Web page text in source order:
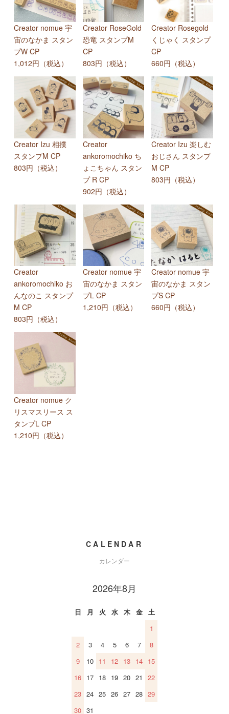
Creator nomue 宇
宙のなかま スタン
プW CP
1,012円（税込）
Creator RoseGold
恐竜 スタンプM
CP
803円（税込）
Creator Rosegold
くじゃく スタンプ
CP
660円（税込）
Creator Izu 相撲
スタンプM CP
803円（税込）
Creator
ankoromochiko ち
ょこちゃん スタン
プ R CP
902円（税込）
Creator Izu 楽しむ
おじさん スタンプ
M CP
803円（税込）
Creator
ankoromochiko お
んなのこ スタンプ
M CP
803円（税込）
Creator nomue 宇
宙のなかま スタン
プL CP
1,210円（税込）
Creator nomue 宇
宙のなかま スタン
プS CP
660円（税込）
Creator nomue ク
リスマスリース ス
タンプL CP
1,210円（税込）
CALENDAR
カレンダー
2026年8月
日 月 火 水 木 金
土
1
2
3 4 5 6 7
8
9
10 11 12 13 14 15
16 17 18 19 20 21
22
23 24 25 26 27 28 29
30 31